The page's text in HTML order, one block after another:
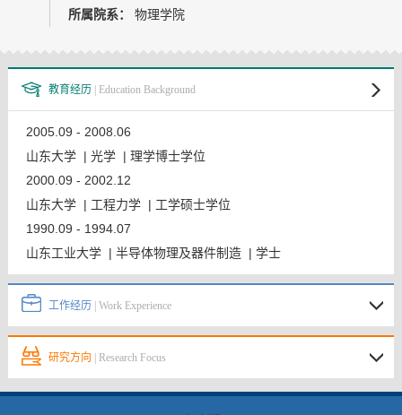
教师博客
所属院系：
物理学院
教育经历 | Education Background
2005.09 - 2008.06
山东大学 | 光学 | 理学博士学位
2000.09 - 2002.12
山东大学 | 工程力学 | 工学硕士学位
1990.09 - 1994.07
山东工业大学 | 半导体物理及器件制造 | 学士
工作经历 | Work Experience
研究方向 | Research Focus